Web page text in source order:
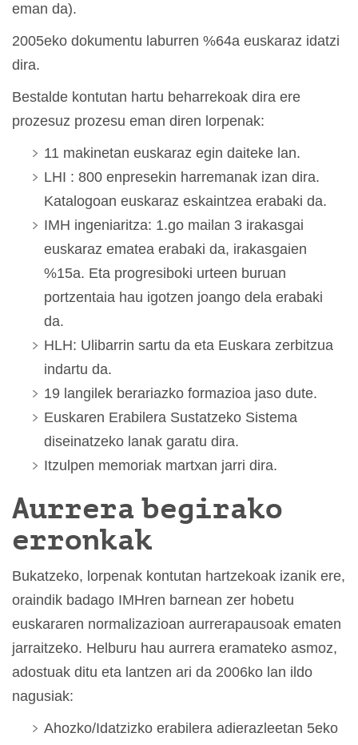
eman da).
2005eko dokumentu laburren %64a euskaraz idatzi
dira.
Bestalde kontutan hartu beharrekoak dira ere
prozesuz prozesu eman diren lorpenak:
11 makinetan euskaraz egin daiteke lan.
LHI : 800 enpresekin harremanak izan dira.
Katalogoan euskaraz eskaintzea erabaki da.
IMH ingeniaritza: 1.go mailan 3 irakasgai
euskaraz ematea erabaki da, irakasgaien
%15a. Eta progresiboki urteen buruan
portzentaia hau igotzen joango dela erabaki
da.
HLH: Ulibarrin sartu da eta Euskara zerbitzua
indartu da.
19 langilek berariazko formazioa jaso dute.
Euskaren Erabilera Sustatzeko Sistema
diseinatzeko lanak garatu dira.
Itzulpen memoriak martxan jarri dira.
Aurrera begirako
erronkak
Bukatzeko, lorpenak kontutan hartzekoak izanik ere,
oraindik badago IMHren barnean zer hobetu
euskararen normalizazioan aurrerapausoak ematen
jarraitzeko. Helburu hau aurrera eramateko asmoz,
adostuak ditu eta lantzen ari da 2006ko lan ildo
nagusiak:
Ahozko/Idatzizko erabilera adierazleetan 5eko